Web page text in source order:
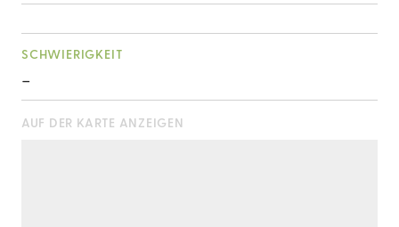
SCHWIERIGKEIT
-
AUF DER KARTE ANZEIGEN